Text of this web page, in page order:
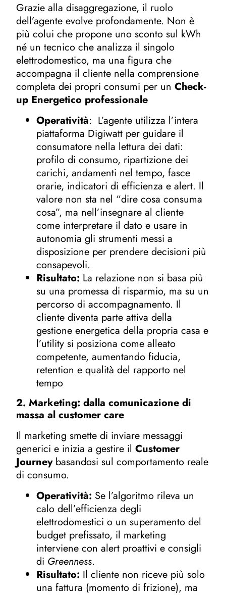
Grazie alla disaggregazione, il ruolo
dell’agente evolve profondamente. Non è
più colui che propone uno sconto sul kWh
né un tecnico che analizza il singolo
elettrodomestico, ma una figura che
accompagna il cliente nella comprensione
completa dei propri consumi per unCheck-
up Energetico professionale
Operatività: L’agente utilizza l’intera
piattaforma Digiwatt per guidare il
consumatore nella lettura dei dati:
profilo di consumo, ripartizione dei
carichi, andamenti nel tempo, fasce
orarie, indicatori di efficienza e alert. Il
valore non sta nel “dire cosa consuma
cosa”, ma nell’insegnare al cliente
come interpretare il dato e usare in
autonomia gli strumenti messi a
disposizione per prendere decisioni più
consapevoli.
Risultato: La relazione non si basa più
su una promessa di risparmio, ma su un
percorso di accompagnamento. Il
cliente diventa parte attiva della
gestione energetica della propria casa e
l’utility si posiziona come alleato
competente, aumentando fiducia,
retention e qualità del rapporto nel
tempo
2. Marketing: dalla comunicazione di
massa al customer care
Il marketing smette di inviare messaggi
generici e inizia a gestire ilCustomer
Journeybasandosi sul comportamento reale
di consumo.
Operatività: Se l’algoritmo rileva un
calo dell’efficienza degli
elettrodomestici o un superamento del
budget prefissato, il marketing
interviene con alert proattivi e consigli
di Greenness.
Risultato: Il cliente non riceve più solo
una fattura (momento di frizione), ma